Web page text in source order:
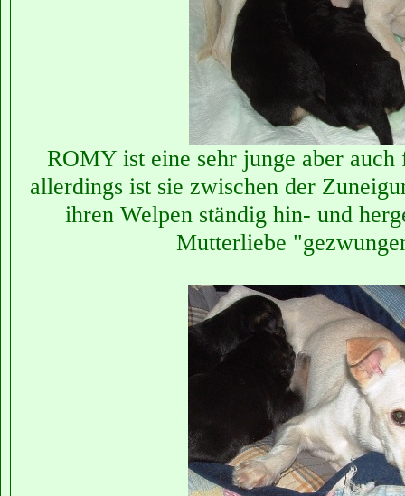
ROMY ist eine sehr junge aber
allerdings ist sie zwischen der
ihren Welpen ständig hin- und
Mutterliebe